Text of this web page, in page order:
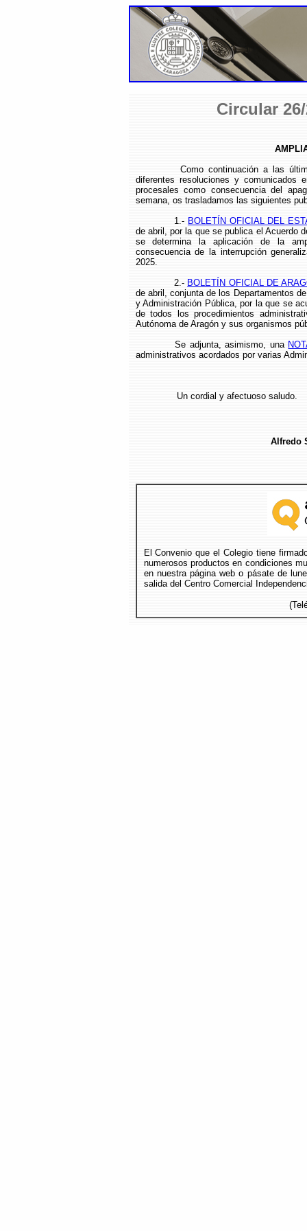
Circular
Como continuación a las
diferentes resoluciones y comunicados
procesales como consecuencia del
semana, os trasladamos las siguientes
1.- BOLETÍN OFICIAL DEL
de abril, por la que se publica el Acuerdo
se determina la aplicación de la
consecuencia de la interrupción
2025.
2.- BOLETÍN OFICIAL DE
de abril, conjunta de los Departamentos
y Administración Pública, por la que se
de todos los procedimientos
Autónoma de Aragón y sus organismos
Se adjunta, asimismo, una
administrativos acordados por varias
Un cordial y afectuoso saludo.
Alfredo
El Convenio que el Colegio tiene
numerosos productos en condiciones
en nuestra página web o pásate de
salida del Centro Comercial